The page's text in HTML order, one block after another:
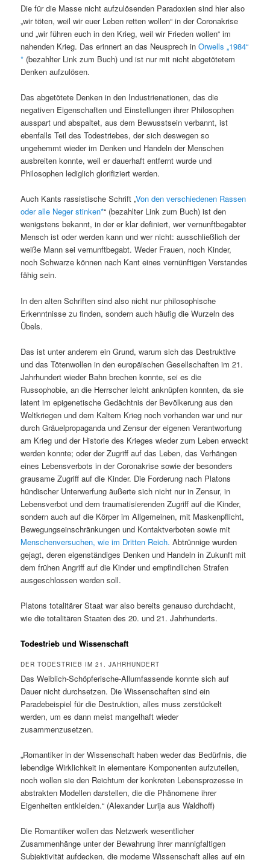
Die für die Masse nicht aufzulösenden Paradoxien sind hier also
„wir töten, weil wir euer Leben retten wollen“ in der Coronakrise
und „wir führen euch in den Krieg, weil wir Frieden wollen“ im
nahenden Krieg. Das erinnert an das Neusprech inOrwells „1984“
(bezahlter Link zum Buch) und ist nur mit nicht abgetötetem
Denken aufzulösen.
Das abgetötete Denken in den Industrienationen, das die
negativen Eigenschaften und Einstellungen ihrer Philosophen
ausspart und abspaltet, aus dem Bewusstsein verbannt, ist
ebenfalls Teil des Todestriebes, der sich deswegen so
ungehemmt wieder im Denken und Handeln der Menschen
ausbreiten konnte, weil er dauerhaft entfernt wurde und
Philosophen lediglich glorifiziert werden.
Auch Kants rassistische Schrift „Von den verschiedenen Rassen
oder alle Neger stinken “ (bezahlter Link zum Buch) ist den
wenigstens bekannt, in der er klar definiert, wer vernunftbegabter
Mensch ist oder werden kann und wer nicht: ausschließlich der
weiße Mann sei vernunftbegabt. Weder Frauen, noch Kinder,
noch Schwarze können nach Kant eines vernünftigen Verstandes
fähig sein.
In den alten Schriften sind also nicht nur philosophische
Erkenntnisse zu finden, sondern auch häufig die Wurzeln des
Übels.
Das ist unter anderem ein Grund, warum sich das Destruktive
und das Tötenwollen in den europäischen Gesellschaften im 21.
Jahrhundert wieder Bahn brechen konnte, sei es die
Russophobie, an die Herrscher leicht anknüpfen konnten, da sie
latent im epigenetische Gedächtnis der Bevölkerung aus den
Weltkriegen und dem Kaltem Krieg noch vorhanden war und nur
durch Gräuelpropaganda und Zensur der eigenen Verantwortung
am Krieg und der Historie des Krieges wieder zum Leben erweckt
werden konnte; oder der Zugriff auf das Leben, das Verhängen
eines Lebensverbots in der Coronakrise sowie der besonders
grausame Zugriff auf die Kinder. Die Forderung nach Platons
hündischer Unterwerfung äußerte sich nicht nur in Zensur, in
Lebensverbot und dem traumatisierenden Zugriff auf die Kinder,
sondern auch auf die Körper im Allgemeinen, mit Maskenpflicht,
Bewegungseinschränkungen und Kontaktverboten sowie mit
Menschenversuchen, wie im Dritten Reich. Abtrünnige wurden
gejagt, deren eigenständiges Denken und Handeln in Zukunft mit
dem frühen Angriff auf die Kinder und empfindlichen Strafen
ausgeschlossen werden soll.
Platons totalitärer Staat war also bereits genauso durchdacht,
wie die totalitären Staaten des 20. und 21. Jahrhunderts.
Todestrieb und Wissenschaft
DER TODESTRIEB IM 21. JAHRHUNDERT
Das Weiblich-Schöpferische-Allumfassende konnte sich auf
Dauer nicht durchsetzen. Die Wissenschaften sind ein
Paradebeispiel für die Destruktion, alles muss zerstückelt
werden, um es dann meist mangelhaft wieder
zusammenzusetzen.
„Romantiker in der Wissenschaft haben weder das Bedürfnis, die
lebendige Wirklichkeit in elementare Komponenten aufzuteilen,
noch wollen sie den Reichtum der konkreten Lebensprozesse in
abstrakten Modellen darstellen, die die Phänomene ihrer
Eigenheiten entkleiden.“ (Alexander Lurija aus Waldhoff)
Die Romantiker wollen das Netzwerk wesentlicher
Zusammenhänge unter der Bewahrung ihrer mannigfaltigen
Subjektivität aufdecken, die moderne Wissenschaft alles auf ein